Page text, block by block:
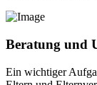
Beratung und
Ein wichtiger